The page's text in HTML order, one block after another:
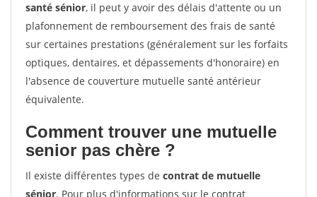
santé sénior, il peut y avoir des délais d'attente ou un
plafonnement de remboursement des frais de santé
sur certaines prestations (généralement sur les forfaits
optiques, dentaires, et dépassements d'honoraire) en
l'absence de couverture mutuelle santé antérieur
équivalente.
Comment trouver une mutuelle
senior pas chère ?
Il existe différentes types de contrat de mutuelle
sénior. Pour plus d'informations sur le contrat